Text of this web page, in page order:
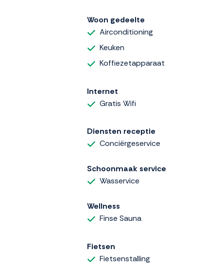
Woon gedeelte
Airconditioning
Keuken
Koffiezetapparaat
Internet
Gratis Wifi
Diensten receptie
Conciërgeservice
Schoonmaak service
Wasservice
Wellness
Finse Sauna
Fietsen
Fietsenstalling